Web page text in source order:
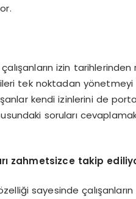
izin tarihlerinden
tek noktadan
kendi izinlerini de
soruları cevaplamak
zahmetsizce takip
sayesinde